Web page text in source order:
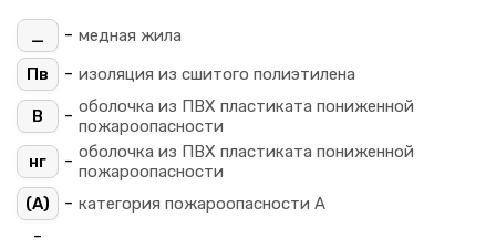
_ - медная жила
Пв
- изоляция из сшитого полиэтилена
В - оболочка из ПВХ пластиката пониженной
пожароопасности
нг
- оболочка из ПВХ пластиката пониженной
пожароопасности
(A)
- категория пожароопасности A
-